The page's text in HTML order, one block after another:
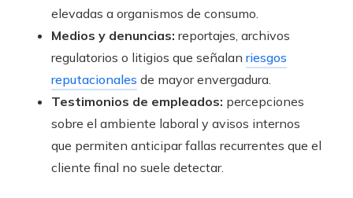
elevadas a organismos de consumo.
Medios y denuncias: reportajes, archivos
regulatorios o litigios que señalan riesgos
reputacionales de mayor envergadura.
Testimonios de empleados: percepciones
sobre el ambiente laboral y avisos internos
que permiten anticipar fallas recurrentes que el
cliente final no suele detectar.